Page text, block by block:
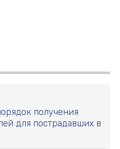
получения
для пострадавших в